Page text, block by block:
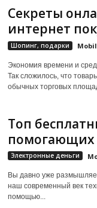
Секреты
интернет
Шопинг, подарки
Экономия времени и
Так сложилось, что
обычных торговых
Топ
помогающих
Электронные деньги
Вы давно уже
наш современный век
помощью...